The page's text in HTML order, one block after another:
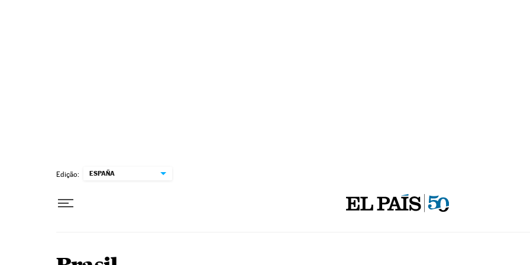
Edição: ESPAÑA